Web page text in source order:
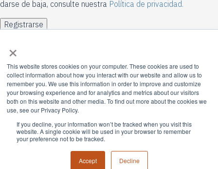
×
This website stores cookies on your computer. These cookies are used to
collect information about how you interact with our website and allow us to
remember you. We use this information in order to improve and customize
your browsing experience and for analytics and metrics about our visitors
both on this website and other media. To find out more about the cookies we
use, see our Privacy Policy.
If you decline, your information won’t be tracked when you visit this
website. A single cookie will be used in your browser to remember
your preference not to be tracked.
Accept Decline
darse de baja, consulte nuestra Política de privacidad.